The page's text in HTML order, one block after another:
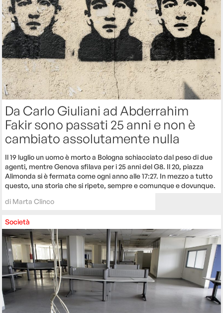
Da Carlo Giuliani ad Abderrahim
Fakir sono passati 25 anni e non è
cambiato assolutamente nulla
Il 19 luglio un uomo è morto a Bologna schiacciato dal peso di due
agenti, mentre Genova sfilava per i 25 anni del G8. Il 20, piazza
Alimonda si è fermata come ogni anno alle 17:27. In mezzo a tutto
questo, una storia che si ripete, sempre e comunque e dovunque.
di Marta Clinco
Società